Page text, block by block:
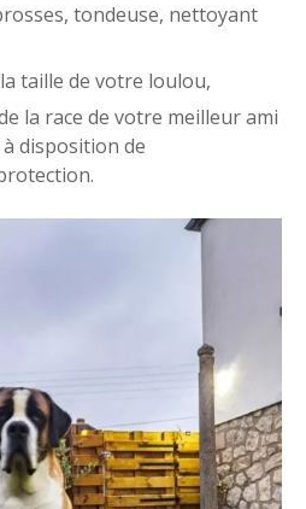
tondeuse, nettoyant
taille de votre loulou,
la race de votre meilleur ami
disposition de